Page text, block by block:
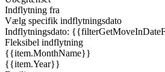
Indflytning fra
Vælg specifik indflytningsdato
Indflytningsdato:
Fleksibel indflytning
{{item.MonthName}}
{{item.Year}}